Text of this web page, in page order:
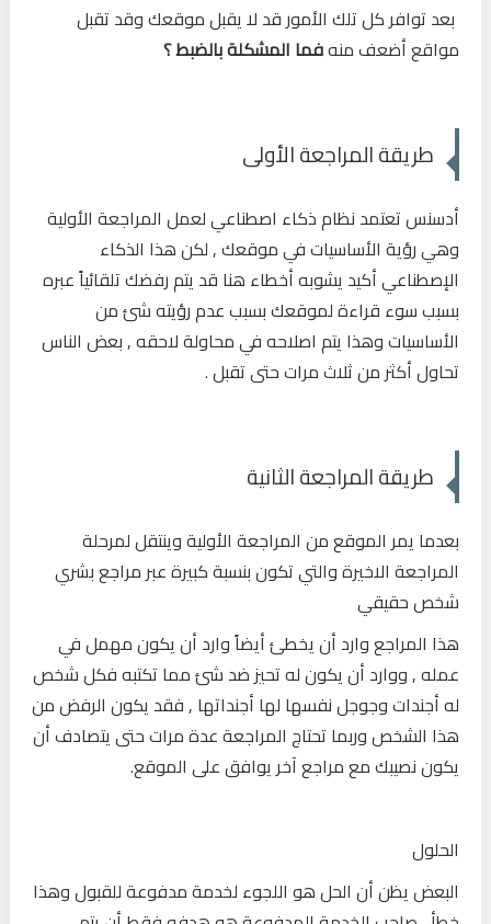
بعد توافر كل تلك الأمور قد لا يقبل موقعك وقد تقبل
مواقع أضعف منهفما المشكلة بالضبط ؟
طريقة المراجعة الأولى
أدسنس تعتمد نظام ذكاء اصطناعي لعمل المراجعة الأولية
وهي رؤية الأساسيات في موقعك , لكن هذا الذكاء
الإصطناعي أكيد يشوبه أخطاء هنا قد يتم رفضك تلقائياً عبره
بسبب سوء قراءة لموقعك بسبب عدم رؤيته شئ من
الأساسيات وهذا يتم اصلاحه في محاولة لاحقه , بعض الناس
تحاول أكثر من ثلاث مرات حتى تقبل .
طريقة المراجعة الثانية
بعدما يمر الموقع من المراجعة الأولية وينتقل لمرحلة
المراجعة الاخيرة والتي تكون بنسبة كبيرة عبر مراجع بشري
شخص حقيقي
هذا المراجع وارد أن يخطئ أيضاً وارد أن يكون مهمل في
عمله , ووارد أن يكون له تحيز ضد شئ مما تكتبه فكل شخص
له أجندات وجوجل نفسها لها أجنداتها , فقد يكون الرفض من
هذا الشخص وربما تحتاج المراجعة عدة مرات حتى يتصادف أن
يكون نصيبك مع مراجع آخر يوافق على الموقع.
الحلول
البعض يظن أن الحل هو اللجوء لخدمة مدفوعة للقبول وهذا